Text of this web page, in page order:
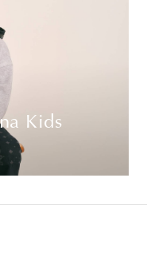
Kids